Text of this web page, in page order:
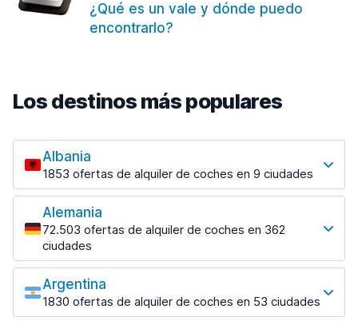
¿Qué es un vale y dónde puedo
encontrarlo?
Los destinos más populares
Albania
1853 ofertas de alquiler de coches en 9 ciudades
Los destinos más populares
Tirana
1433 ofertas en 7 lugares
Tirana Aeropuerto
desde 31,41 € al día
Alemania
72.503 ofertas de alquiler de coches en 362
ciudades
Los destinos más populares
Berlin
3476 ofertas en 28 lugares
Argentina
1830 ofertas de alquiler de coches en 53 ciudades
Los destinos más populares